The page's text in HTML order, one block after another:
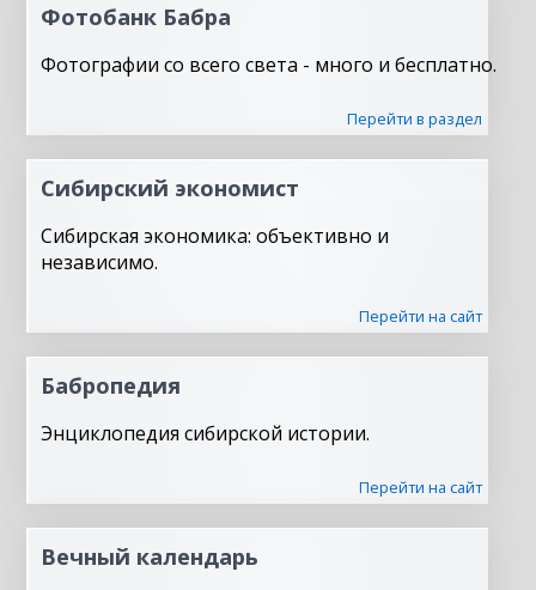
Фотобанк Бабра
Фотографии со всего света - много и бесплатно.
Перейти в раздел
Сибирский экономист
Сибирская экономика: объективно и
независимо.
Перейти на сайт
Бабропедия
Энциклопедия сибирской истории.
Перейти на сайт
Вечный календарь